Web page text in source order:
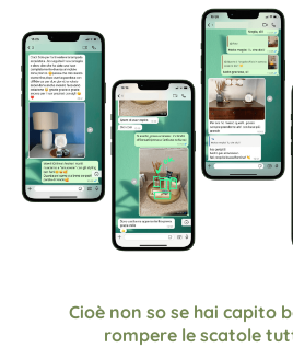
Cioè non so se hai capito
rompere le scatole